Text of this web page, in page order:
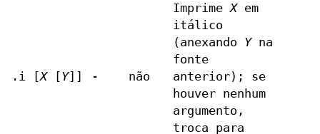
.i [X[Y]] - não
Imprime Xem
itálico
(anexando Yna
fonte
anterior); se
houver nenhum
argumento,
troca para